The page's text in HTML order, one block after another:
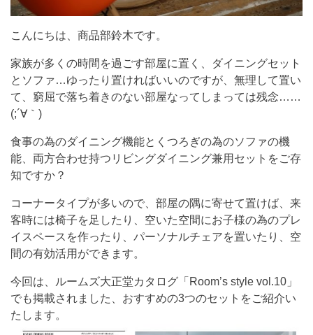
こんにちは、商品部鈴木です。
家族が多くの時間を過ごす部屋に置く、ダイニングセット
とソファ…ゆったり置ければいいのですが、無理して置い
て、窮屈で落ち着きのない部屋なってしまっては残念……
(;´∀｀)
食事の為のダイニング機能とくつろぎの為のソファの機
能、両方合わせ持つリビングダイニング兼用セットをご存
知ですか？
コーナータイプが多いので、部屋の隅に寄せて置けば、来
客時には椅子を足したり、空いた空間にお子様の為のプレ
イスペースを作ったり、パーソナルチェアを置いたり、空
間の有効活用ができます。
今回は、ルームズ大正堂カタログ「Room’s style vol.10」
でも掲載されました、おすすめの3つのセットをご紹介い
たします。